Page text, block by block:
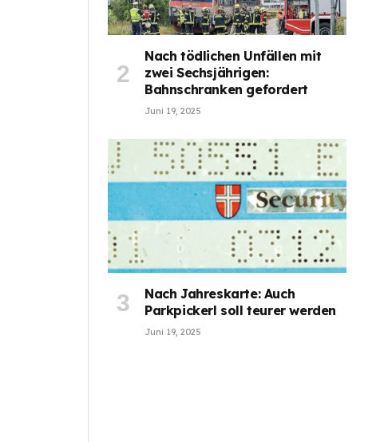
Nach tödlichen Unfällen mit
zwei Sechsjährigen:
Bahnschranken gefordert
Juni 19, 2025
Nach Jahreskarte: Auch
Parkpickerl soll teurer werden
Juni 19, 2025